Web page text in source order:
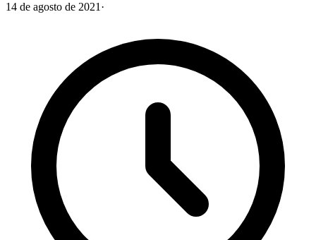
14 de agosto de 2021 ·